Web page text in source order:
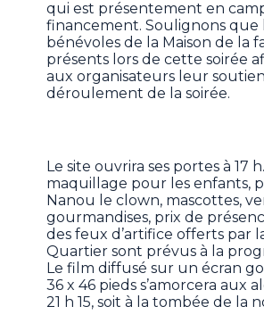
qui est présentement en
financement. Soulignons que
bénévoles de la Maison de la
présents lors de cette soirée
aux organisateurs leur
déroulement de la soirée.
Le site ouvrira ses portes à 17
maquillage pour les enfants,
Nanou le clown, mascottes,
gourmandises, prix de
des feux d’artifice offerts par
Quartier sont prévus à la
Le film diffusé sur un écran
36 x 46 pieds s’amorcera aux
21 h 15, soit à la tombée de la